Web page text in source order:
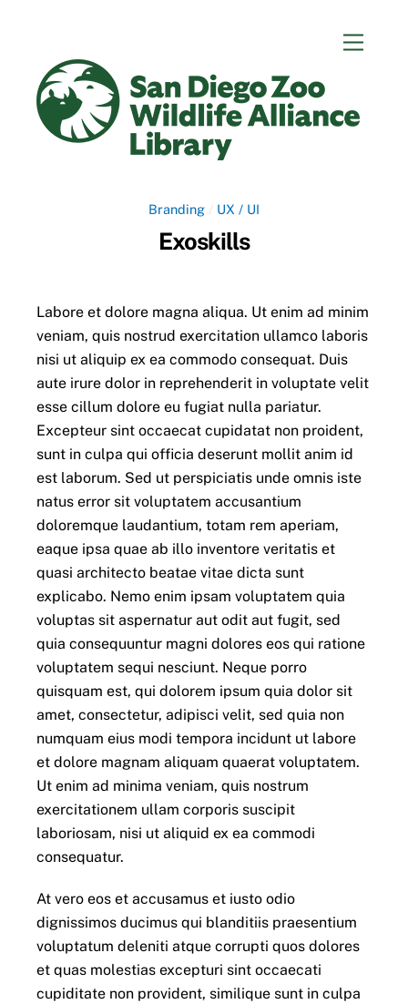
content
Menu
Branding UX / UI
Exoskills
Labore et dolore magna aliqua. Ut enim ad minim
veniam, quis nostrud exercitation ullamco laboris
nisi ut aliquip ex ea commodo consequat. Duis
aute irure dolor in reprehenderit in voluptate velit
esse cillum dolore eu fugiat nulla pariatur.
Excepteur sint occaecat cupidatat non proident,
sunt in culpa qui officia deserunt mollit anim id
est laborum. Sed ut perspiciatis unde omnis iste
natus error sit voluptatem accusantium
doloremque laudantium, totam rem aperiam,
eaque ipsa quae ab illo inventore veritatis et
quasi architecto beatae vitae dicta sunt
explicabo. Nemo enim ipsam voluptatem quia
voluptas sit aspernatur aut odit aut fugit, sed
quia consequuntur magni dolores eos qui ratione
voluptatem sequi nesciunt. Neque porro
quisquam est, qui dolorem ipsum quia dolor sit
amet, consectetur, adipisci velit, sed quia non
numquam eius modi tempora incidunt ut labore
et dolore magnam aliquam quaerat voluptatem.
Ut enim ad minima veniam, quis nostrum
exercitationem ullam corporis suscipit
laboriosam, nisi ut aliquid ex ea commodi
consequatur.
At vero eos et accusamus et iusto odio
dignissimos ducimus qui blanditiis praesentium
voluptatum deleniti atque corrupti quos dolores
et quas molestias excepturi sint occaecati
cupiditate non provident, similique sunt in culpa